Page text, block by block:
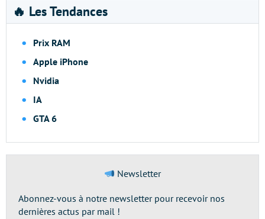
🔥 Les Tendances
Prix RAM
Apple iPhone
Nvidia
IA
GTA 6
Newsletter
Abonnez-vous à notre newsletter pour recevoir nos
dernières actus par mail !